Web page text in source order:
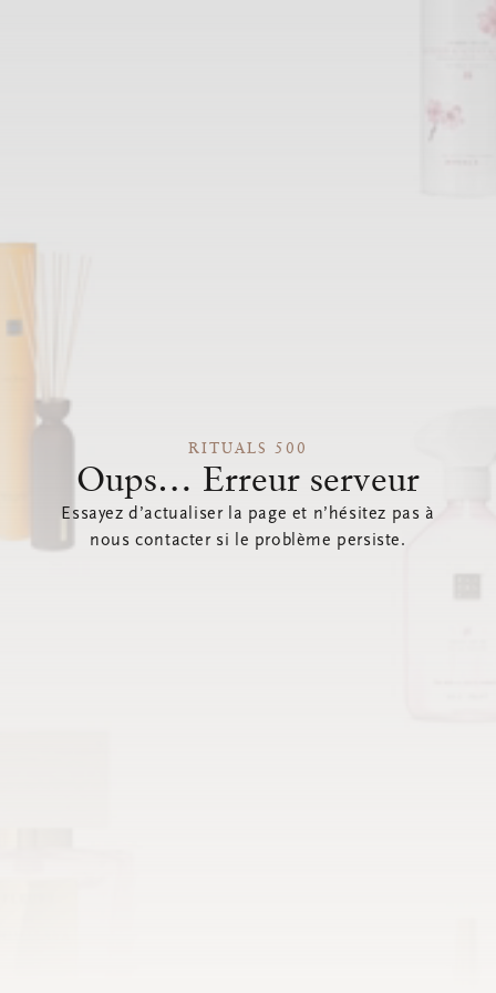
RITUALS 500
Oups… Erreur serveur
Essayez d’actualiser la page et n’hésitez pas à
nous contacter si le problème persiste.